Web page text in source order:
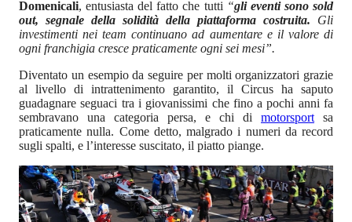
Domenicali, entusiasta del fatto che tutti “gli eventi sono sold
out, segnale della solidità della piattaforma costruita. Gli
investimenti nei team continuano ad aumentare e il valore di
ogni franchigia cresce praticamente ogni sei mesi”.
Diventato un esempio da seguire per molti organizzatori grazie
al livello di intrattenimento garantito, il Circus ha saputo
guadagnare seguaci tra i giovanissimi che fino a pochi anni fa
sembravano una categoria persa, e chi di motorsportsa
praticamente nulla. Come detto, malgrado i numeri da record
sugli spalti, e l’interesse suscitato, il piatto piange.